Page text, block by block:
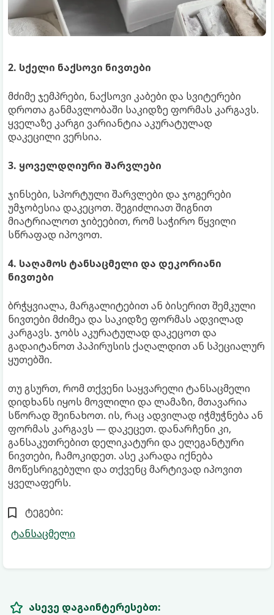
2. სქელი ნაქსოვი ნივთები
მძიმე ჯემპრები, ნაქსოვი კაბები და სვიტერები
დროთა განმავლობაში საკიდზე ფორმას კარგავს.
ყველაზე კარგი ვარიანტია აკურატულად
დაკეცილი ვერსია.
3. ყოველდღიური შარვლები
ჯინსები, სპორტული შარვლები და ჯოგერები
უმჯობესია დაკეცოთ. შეგიძლიათ შიგნით
მიატრიალოთ ჯიბეებით, რომ საჭირო წყვილი
სწრაფად იპოვოთ.
4. საღამოს ტანსაცმელი და დეკორიანი
ნივთები
ბრჭყვიალა, მარგალიტებით ან ბისერით შემკული
ნივთები მძიმეა და საკიდზე ფორმას ადვილად
კარგავს. ჯობს აკურატულად დაკეცოთ და
გადაიტანოთ პაპირუსის ქაღალდით ან სპეციალურ
ყუთებში.
თუ გსურთ, რომ თქვენი საყვარელი ტანსაცმელი
დიდხანს იყოს მოვლილი და ლამაზი, მთავარია
სწორად შეინახოთ. ის, რაც ადვილად იჭმუჭნება ან
ფორმას კარგავს — დაკეცეთ. დანარჩენი კი,
განსაკუთრებით დელიკატური და ელეგანტური
ნივთები, ჩამოკიდეთ. ასე კარადა იქნება
მოწესრიგებული და თქვენც მარტივად იპოვით
ყველაფერს.
ტეგები:
ტანსაცმელი
ასევე დაგაინტერესებთ: